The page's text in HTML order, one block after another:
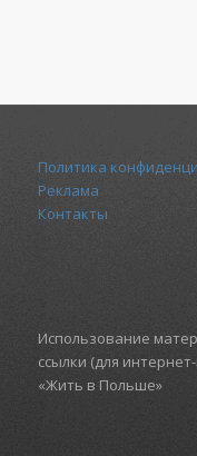
Политика
Реклама
Контакты
Использование
ссылки (для
«Жить в Польше»